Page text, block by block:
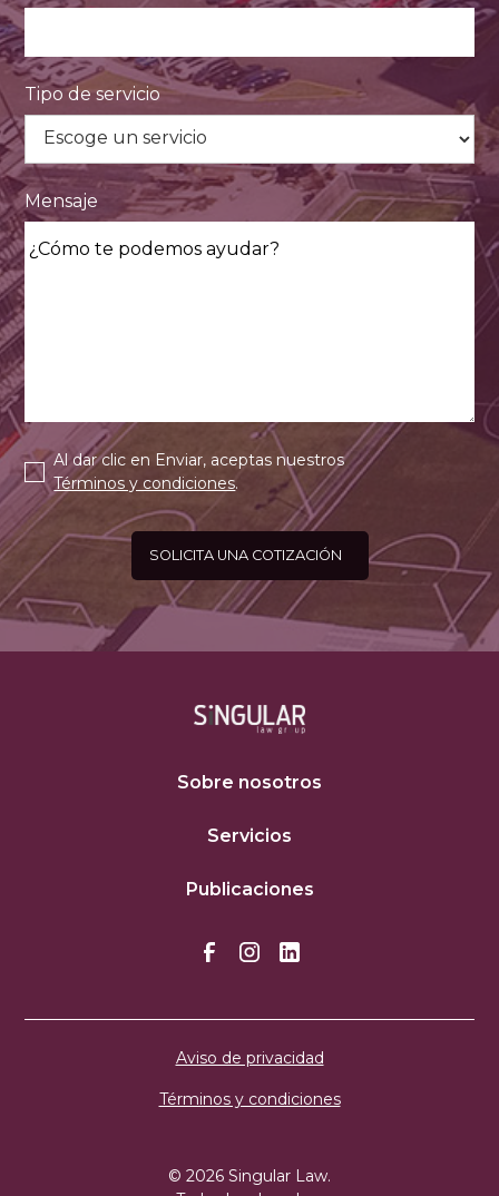
Tipo de servicio
Mensaje
Al dar clic en Enviar, aceptas nuestros
Términos y condiciones.
Sobre nosotros
Servicios
Publicaciones
© 2026 Singular Law.
Aviso de privacidad
Términos y condiciones